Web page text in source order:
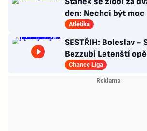
den: Nechci být moc
nám styčný důstojník
Atletika
SESTŘIH: Boleslav -
Bezzubí Letenští
domácí rozhodli v
Chance Liga